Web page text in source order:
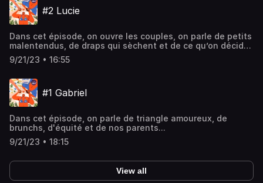
#2 Lucie
Dans cet épisode, on ouvre les couples, on parle de petits
malentendus, de draps qui sèchent et de ce qu’on décide
de se dire, ou pas…
9/21/23 • 16:55
#1 Gabriel
Dans cet épisode, on parle de triangle amoureux, de
brunchs, d'équité et de nos parents...
9/21/23 • 18:15
View all